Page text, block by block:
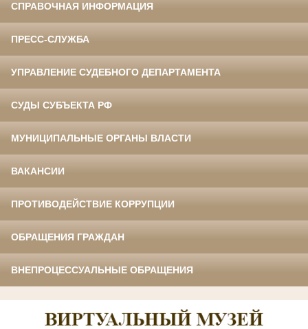
СПРАВОЧНАЯ ИНФОРМАЦИЯ
ПРЕСС-СЛУЖБА
УПРАВЛЕНИЕ СУДЕБНОГО ДЕПАРТАМЕНТА
СУДЫ СУБЪЕКТА РФ
МУНИЦИПАЛЬНЫЕ ОРГАНЫ ВЛАСТИ
ВАКАНСИИ
ПРОТИВОДЕЙСТВИЕ КОРРУПЦИИ
ОБРАЩЕНИЯ ГРАЖДАН
ВНЕПРОЦЕССУАЛЬНЫЕ ОБРАЩЕНИЯ